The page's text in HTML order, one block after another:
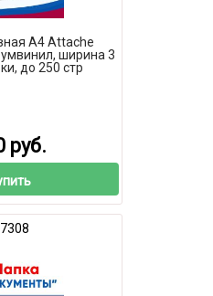
А4 Attache
ширина 3
до 250 стр
руб.